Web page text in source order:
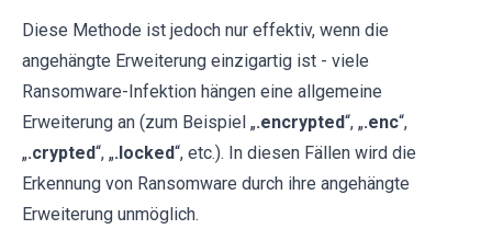
Diese Methode ist jedoch nur effektiv, wenn die
angehängte Erweiterung einzigartig ist - viele
Ransomware-Infektion hängen eine allgemeine
Erweiterung an (zum Beispiel „.encrypted“, „.enc“,
„.crypted“, „.locked“, etc.). In diesen Fällen wird die
Erkennung von Ransomware durch ihre angehängte
Erweiterung unmöglich.